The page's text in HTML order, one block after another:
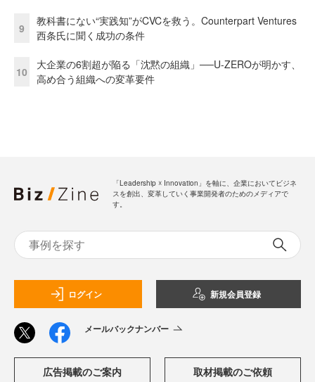
9
教科書にない“実践知”がCVCを救う。Counterpart Ventures
西条氏に聞く成功の条件
10
大企業の6割超が陥る「沈黙の組織」──U-ZEROが明かす、
高め合う組織への変革要件
「Leadership ☓ Innovation」を軸に、企業においてビジネ
スを創出、変革していく事業開発者のためのメディアで
す。
ログイン 新規会員登録
メールバックナンバー
広告掲載のご案内 取材掲載のご依頼